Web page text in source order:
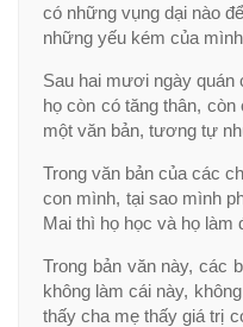
có những vụng dại nào
những yếu kém của
Sau hai mươi ngày quán
họ còn có tăng thân,
một văn bản, tương tự
Trong văn bản của các
con mình, tại sao mình
Mai thì họ học và họ làm
Trong bản văn này, các
không làm cái này,
thấy cha mẹ thấy giá trị